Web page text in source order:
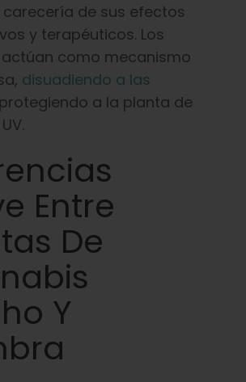
de sus efectos
y terapéuticos. Los
como mecanismo
disuadiendo a las
a la planta de
Entre
De
Y